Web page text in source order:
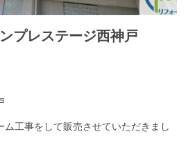
プレステージ西神戸
工事をして販売させていただきまし